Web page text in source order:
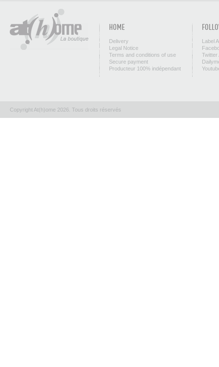
HOME
Delivery
Legal Notice
Terms and conditions of use
Secure payment
Producteur 100% indépendant
Label
Twitter
Copyright At(h)ome 2026. Tous droits réservés